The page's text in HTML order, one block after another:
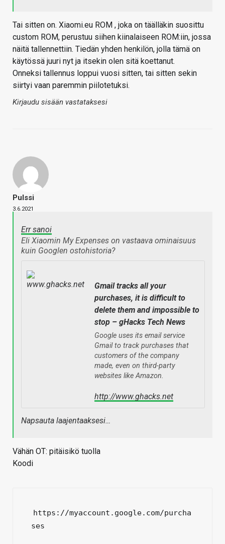
Tai sitten on. Xiaomi.eu ROM , joka on täälläkin suosittu
custom ROM, perustuu siihen kiinalaiseen ROM:iin, jossa
näitä tallennettiin. Tiedän yhden henkilön, jolla tämä on
käytössä juuri nyt ja itsekin olen sitä koettanut.
Onneksi tallennus loppui vuosi sitten, tai sitten sekin
siirtyi vaan paremmin piilotetuksi.
Kirjaudu sisään vastataksesi
Pulssi
3.6.2021
Err sanoi
Eli Xiaomin My Expenses on vastaava ominaisuus
kuin Googlen ostohistoria?
Gmail tracks all your
purchases, it is difficult to
delete them and impossible to
stop – gHacks Tech News
Google uses its email service
Gmail to track purchases that
customers of the company
made, even on third-party
websites like Amazon.
http://www.ghacks.net
Napsauta laajentaaksesi…
Vähän OT: pitäisikö tuolla
Koodi
https://myaccount.google.com/purcha
ses